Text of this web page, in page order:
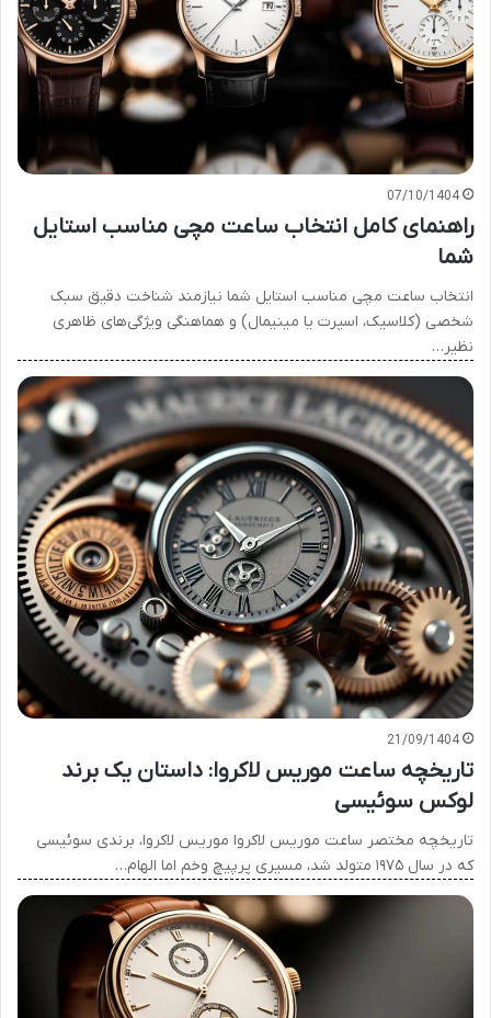
07/10/1404
راهنمای کامل انتخاب ساعت مچی مناسب استایل
شما
انتخاب ساعت مچی مناسب استایل شما نیازمند شناخت دقیق سبک
شخصی (کلاسیک، اسپرت یا مینیمال) و هماهنگی ویژگی‌های ظاهری
نظیر…
21/09/1404
تاریخچه ساعت موریس لاکروا: داستان یک برند
لوکس سوئیسی
تاریخچه مختصر ساعت موریس لاکروا موریس لاکروا، برندی سوئیسی
که در سال ۱۹۷۵ متولد شد، مسیری پرپیچ وخم اما الهام…